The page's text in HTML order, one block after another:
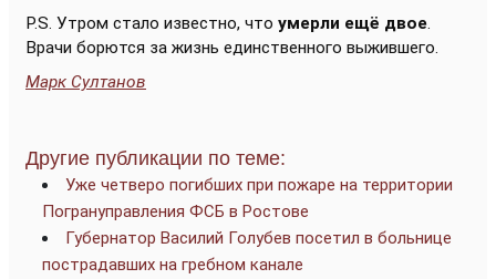
P.S. Утром стало известно, что умерли ещё двое.
Врачи борются за жизнь единственного выжившего.
Марк Султанов
Другие публикации по теме:
Уже четверо погибших при пожаре на территории
Погрануправления ФСБ в Ростове
Губернатор Василий Голубев посетил в больнице
пострадавших на гребном канале